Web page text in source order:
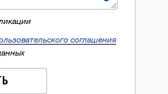
соглашения